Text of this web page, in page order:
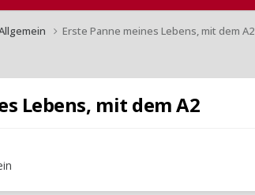
Erste Panne meines Lebens, mit dem A2
Lebens, mit dem A2